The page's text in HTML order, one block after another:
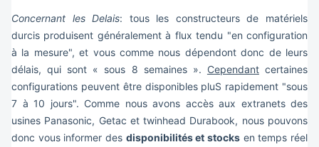
Concernant les Delais: tous les constructeurs de matériels
durcis produisent généralement à flux tendu "en configuration
à la mesure", et vous comme nous dépendont donc de leurs
délais, qui sont « sous 8 semaines ». Cependantcertaines
configurations peuvent être disponibles pluS rapidement "sous
7 à 10 jours". Comme nous avons accès aux extranets des
usines Panasonic, Getac et twinhead Durabook, nous pouvons
donc vous informer des disponibilités et stocks en temps réel